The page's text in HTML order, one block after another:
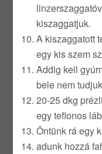
kiszaggatjuk.
A kiszaggatott
egy kis szem
Addig kell
bele nem
20-25 dkg
egy teflonos
Öntünk rá egy
adunk hozzá